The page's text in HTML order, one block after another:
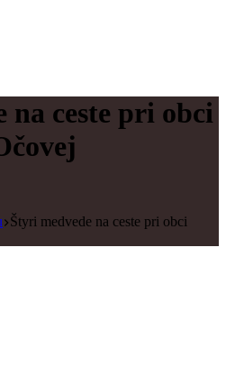
na ceste pri obci
Štyri medvede na ceste pri obci